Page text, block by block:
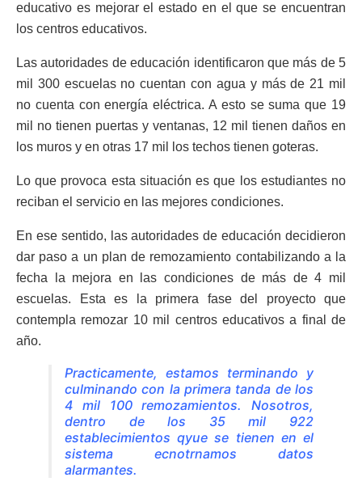
educativo es mejorar el estado en el que se encuentran
los centros educativos.
Las autoridades de educación identificaron que más de 5
mil 300 escuelas no cuentan con agua y más de 21 mil
no cuenta con energía eléctrica. A esto se suma que 19
mil no tienen puertas y ventanas, 12 mil tienen daños en
los muros y en otras 17 mil los techos tienen goteras.
Lo que provoca esta situación es que los estudiantes no
reciban el servicio en las mejores condiciones.
En ese sentido, las autoridades de educación decidieron
dar paso a un plan de remozamiento contabilizando a la
fecha la mejora en las condiciones de más de 4 mil
escuelas. Esta es la primera fase del proyecto que
contempla remozar 10 mil centros educativos a final de
año.
Practicamente, estamos terminando y
culminando con la primera tanda de los
4 mil 100 remozamientos. Nosotros,
dentro de los 35 mil 922
establecimientos qyue se tienen en el
sistema ecnotrnamos datos
alarmantes.